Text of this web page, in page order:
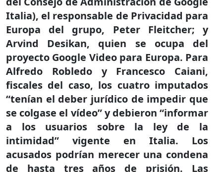
Italia), el responsable de Privacidad para
Europa del grupo, Peter Fleitcher; y
Arvind Desikan, quien se ocupa del
proyecto Google Video para Europa. Para
Alfredo Robledo y Francesco Caiani,
fiscales del caso, los cuatro imputados
“tenían el deber jurídico de impedir que
se colgase el vídeo” y debieron “informar
a los usuarios sobre la ley de la
intimidad” vigente en Italia. Los
acusados podrían merecer una condena
de hasta tres años de prisión. Las